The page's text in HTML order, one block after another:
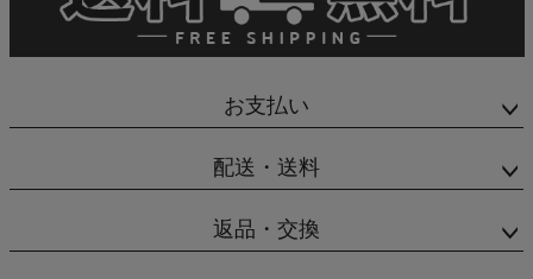
お支払い
配送・送料
返品・交換